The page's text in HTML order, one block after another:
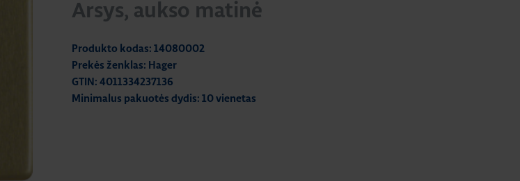
Arsys, aukso matinė
Produkto kodas: 14080002
Prekės ženklas: Hager
GTIN: 4011334237136
Minimalus pakuotės dydis: 10 vienetas